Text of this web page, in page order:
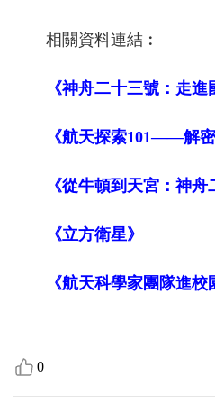
相關資料連結︰
《神舟二十三號：走進
《航天探索101——解
《從牛頓到天宮：神
《立方衛星》
《航天科學家團隊進校
0